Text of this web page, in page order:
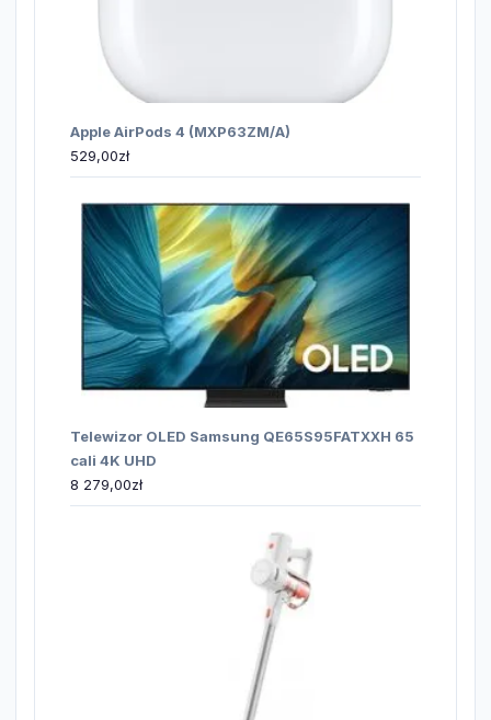
Apple AirPods 4 (MXP63ZM/A)
529,00zł
Telewizor OLED Samsung QE65S95FATXXH 65
cali 4K UHD
8 279,00zł